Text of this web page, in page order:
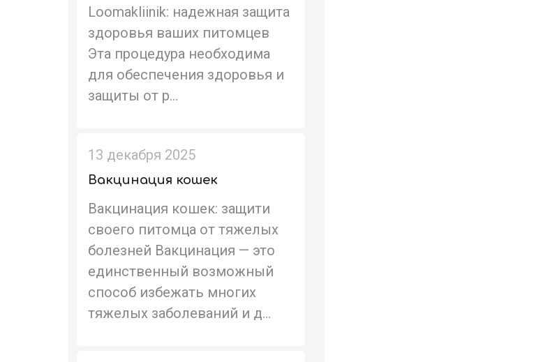
Loomakliinik: надежная защита
здоровья ваших питомцев
Эта процедура необходима
для обеспечения здоровья и
защиты от р...
13 декабря 2025
Вакцинация кошек
Вакцинация кошек: защити
своего питомца от тяжелых
болезней Вакцинация — это
единственный возможный
способ избежать многих
тяжелых заболеваний и д...